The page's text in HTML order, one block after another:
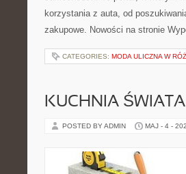
korzystania z auta, od
zakupowe. Nowości na stronie
CATEGORIES: MODA ULICZNA W
KUCHNIA
POSTED BY ADMIN MAJ - 4 -